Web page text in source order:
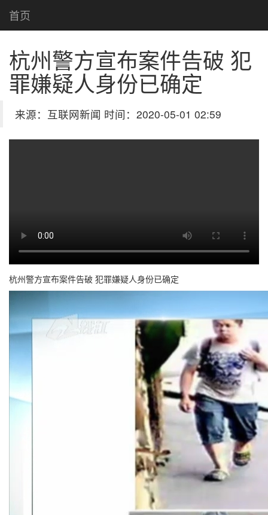
首页
杭州警方宣布案件告破 犯
罪嫌疑人身份已确定
来源：互联网新闻 时间：2020-05-01 02:59
杭州警方宣布案件告破 犯罪嫌疑人身份已确定